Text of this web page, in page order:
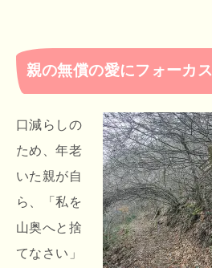
親の無償の愛にフォーカス
口減らしの
ため、年老
いた親が自
ら、「私を
山奥へと捨
てなさい」